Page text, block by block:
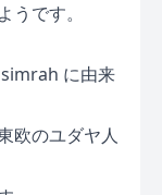
です。
に由来
欧のユダヤ人